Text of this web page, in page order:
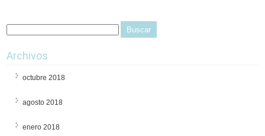
Archivos
octubre 2018
agosto 2018
enero 2018